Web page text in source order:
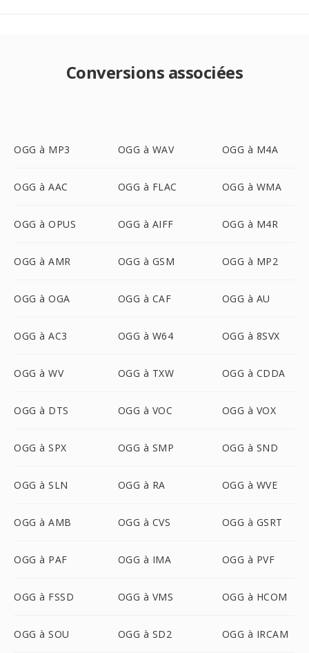
Conversions associées
OGG à MP3 OGG à WAV OGG à M4A
OGG à AAC OGG à FLAC OGG à WMA
OGG à OPUS OGG à AIFF OGG à M4R
OGG à AMR OGG à GSM OGG à MP2
OGG à OGA OGG à CAF OGG à AU
OGG à AC3 OGG à W64 OGG à 8SVX
OGG à WV OGG à TXW OGG à CDDA
OGG à DTS OGG à VOC OGG à VOX
OGG à SPX OGG à SMP OGG à SND
OGG à SLN OGG à RA OGG à WVE
OGG à AMB OGG à CVS OGG à GSRT
OGG à PAF OGG à IMA OGG à PVF
OGG à FSSD OGG à VMS OGG à HCOM
OGG à SOU OGG à SD2 OGG à IRCAM